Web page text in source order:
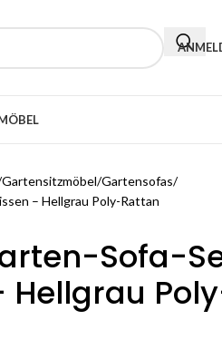
Gartensitzmöbel Gartensofas
– Hellgrau Poly-Rattan
Sofa-
Hellgrau